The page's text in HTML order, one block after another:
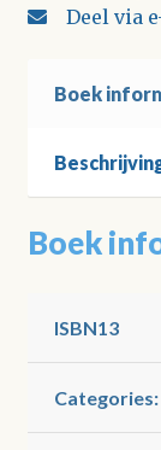
Deel via
Boek
Boek
ISBN13
Categories: